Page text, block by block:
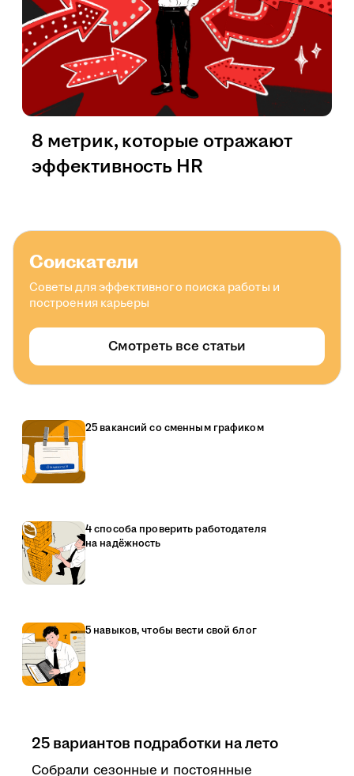
8 метрик, которые отражают
эффективность HR
Соискатели
Советы для эффективного поиска работы и
построения карьеры
Смотреть все статьи
25 вакансий со сменным графиком
4 способа проверить работодателя
на надёжность
5 навыков, чтобы вести свой блог
25 вариантов подработки на лето
Собрали сезонные и постоянные